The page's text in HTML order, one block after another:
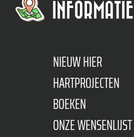
INFORMATIE
NIEUW HIER
HARTPROJECTEN
BOEKEN
ONZE WENSENLIJST